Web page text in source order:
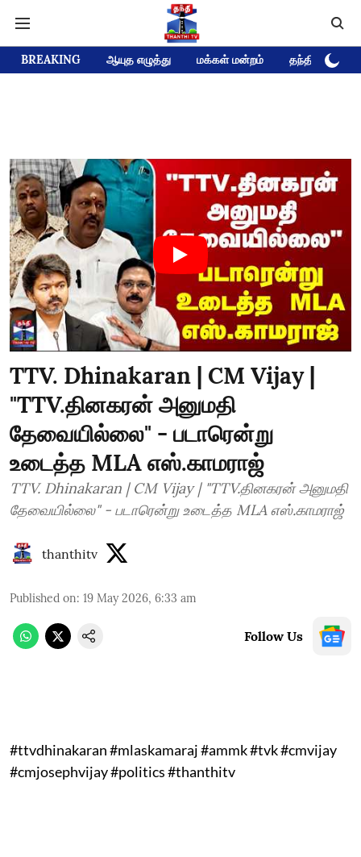
BREAKING ஆயுத எழுத்து மக்கள் மன்றம் தந்தி டிவி
TTV. Dhinakaran | CM Vijay |
"TTV.தினகரன் அனுமதி
தேவையில்லை" - படாரென்று
உடைத்த MLA எஸ்.காமராஜ்
TTV. Dhinakaran | CM Vijay | "TTV.தினகரன் அனுமதி
தேவையில்லை" - படாரென்று உடைத்த MLA எஸ்.காமராஜ்
thanthitv
Published on: 19 May 2026, 6:33 am
Follow Us
#ttvdhinakaran #mlaskamaraj #ammk #tvk #cmvijay
#cmjosephvijay #politics #thanthitv